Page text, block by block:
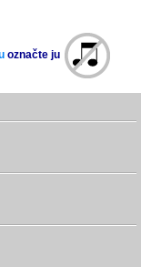
označte ju